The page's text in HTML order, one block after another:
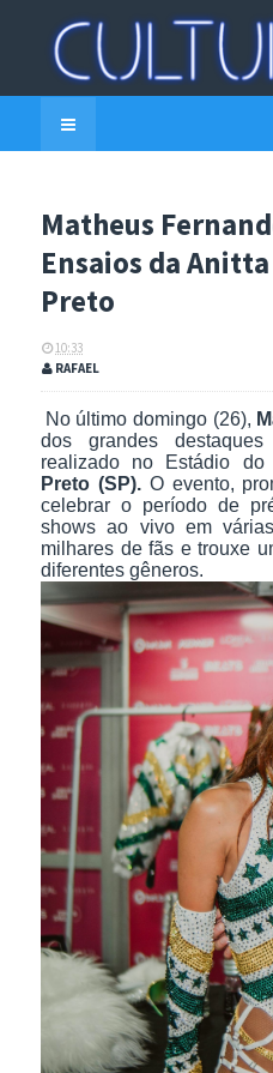
Matheus
Ensaios da
Preto
10:33
RAFAEL
No último domingo (26),
dos grandes
realizado no Estádio do
Preto (SP).O evento,
celebrar o período de
shows ao vivo em
milhares de fãs e trouxe
diferentes gêneros.